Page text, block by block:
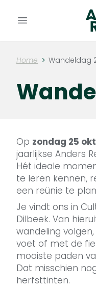
Open
Home Wandeldag
Op zondag 25
jaarlijkse Anders
Hét ideale
te leren kennen,
een reünie te
Je vindt ons in
Dilbeek. Van
wandeling
voet of met de
mooiste paden
Dat misschien
herfsttinten.